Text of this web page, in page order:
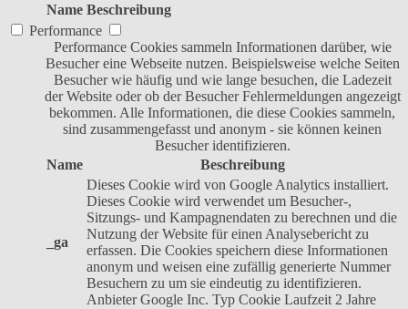
Name Beschreibung
Performance
Performance Cookies sammeln Informationen darüber, wie
Besucher eine Webseite nutzen. Beispielsweise welche Seiten
Besucher wie häufig und wie lange besuchen, die Ladezeit
der Website oder ob der Besucher Fehlermeldungen angezeigt
bekommen. Alle Informationen, die diese Cookies sammeln,
sind zusammengefasst und anonym - sie können keinen
Besucher identifizieren.
Name
Beschreibung
_ga
Dieses Cookie wird von Google Analytics installiert.
Dieses Cookie wird verwendet um Besucher-,
Sitzungs- und Kampagnendaten zu berechnen und die
Nutzung der Website für einen Analysebericht zu
erfassen. Die Cookies speichern diese Informationen
anonym und weisen eine zufällig generierte Nummer
Besuchern zu um sie eindeutig zu identifizieren.
Anbieter Google Inc. Typ Cookie Laufzeit 2 Jahre